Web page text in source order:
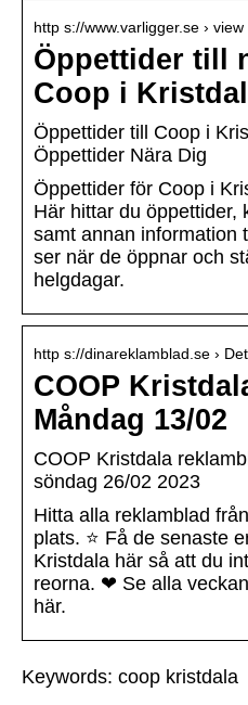
http s://www.varligger.se ›
Öppettider till
Coop i
Öppettider till Coop i
Öppettider Nära Dig
Öppettider för Coop i
Här hittar du öppettider,
samt annan information
ser när de öppnar och
helgdagar.
http s://dinareklamblad.se ›
COOP
Måndag 13/02
COOP Kristdala
söndag 26/02 2023
Hitta alla reklamblad
plats. ⭐ Få de senaste
Kristdala här så att du
reorna. ❤ Se alla
här.
Keywords: coop kristdala